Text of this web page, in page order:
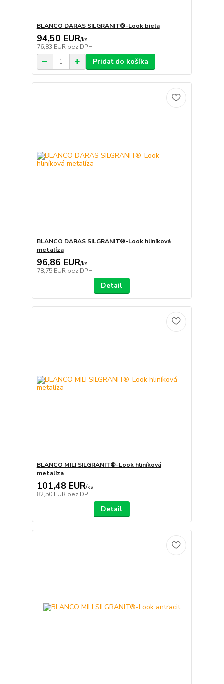
BLANCO DARAS SILGRANIT®-Look biela
94,50 EUR/ks
76,83 EUR bez DPH
Pridať do košíka
BLANCO DARAS SILGRANIT®-Look hliníková
metalíza
96,86 EUR/ks
78,75 EUR bez DPH
Detail
BLANCO MILI SILGRANIT®-Look hliníková
metalíza
101,48 EUR/ks
82,50 EUR bez DPH
Detail